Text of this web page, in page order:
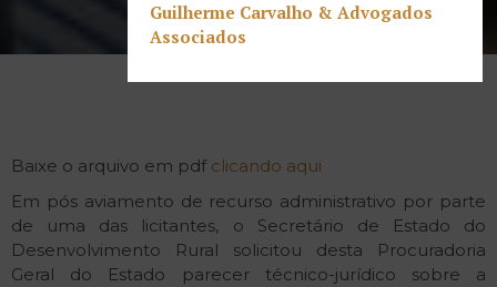
Baixe o arquivo em pdf clicando aqui
Em pós aviamento de recurso administrativo por parte
de uma das licitantes, o Secretário de Estado do
Desenvolvimento Rural solicitou desta Procuradoria
Geral do Estado parecer técnico-jurídico sobre a
Guilherme Carvalho & Advogados
Associados